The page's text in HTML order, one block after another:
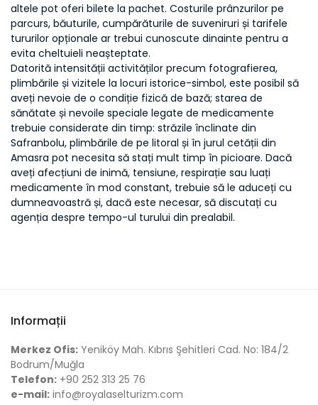
altele pot oferi bilete la pachet. Costurile prânzurilor pe
parcurs, băuturile, cumpărăturile de suveniruri și tarifele
tururilor opționale ar trebui cunoscute dinainte pentru a
evita cheltuieli neașteptate.
Datorită intensității activităților precum fotografierea,
plimbările și vizitele la locuri istorice-simbol, este posibil să
aveți nevoie de o condiție fizică de bază; starea de
sănătate și nevoile speciale legate de medicamente
trebuie considerate din timp: străzile înclinate din
Safranbolu, plimbările de pe litoral și în jurul cetății din
Amasra pot necesita să stați mult timp în picioare. Dacă
aveți afecțiuni de inimă, tensiune, respirație sau luați
medicamente în mod constant, trebuie să le aduceți cu
dumneavoastră și, dacă este necesar, să discutați cu
agenția despre tempo-ul turului din prealabil.
Informații
Merkez Ofis: Yeniköy Mah. Kıbrıs Şehitleri Cad. No: 184/2
Bodrum/Muğla
Telefon: +90 252 313 25 76
e-mail: info@royalaselturizm.com